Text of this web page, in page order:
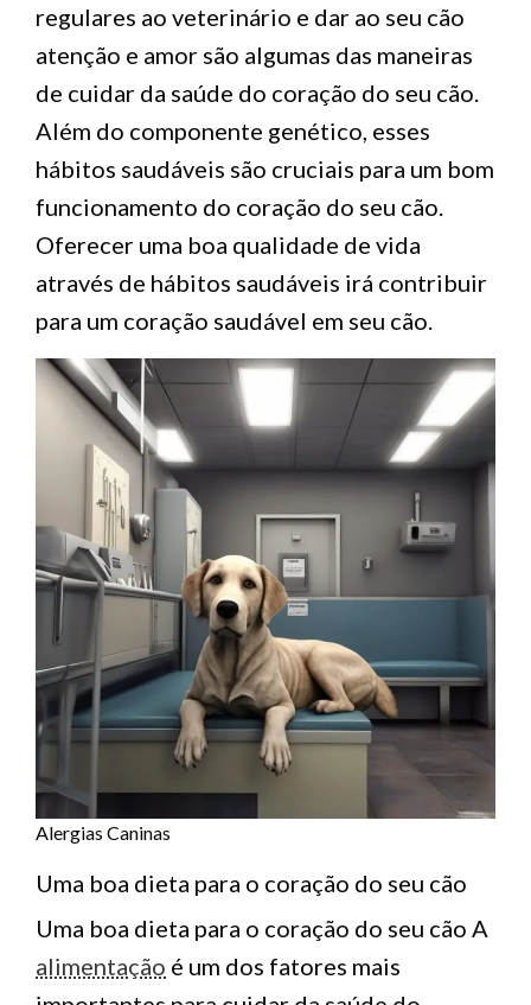
regulares ao veterinário e dar ao seu cão
atenção e amor são algumas das maneiras
de cuidar da saúde do coração do seu cão.
Além do componente genético, esses
hábitos saudáveis são cruciais para um bom
funcionamento do coração do seu cão.
Oferecer uma boa qualidade de vida
através de hábitos saudáveis irá contribuir
para um coração saudável em seu cão.
Alergias Caninas
Uma boa dieta para o coração do seu cão
Uma boa dieta para o coração do seu cão A
alimentação é um dos fatores mais